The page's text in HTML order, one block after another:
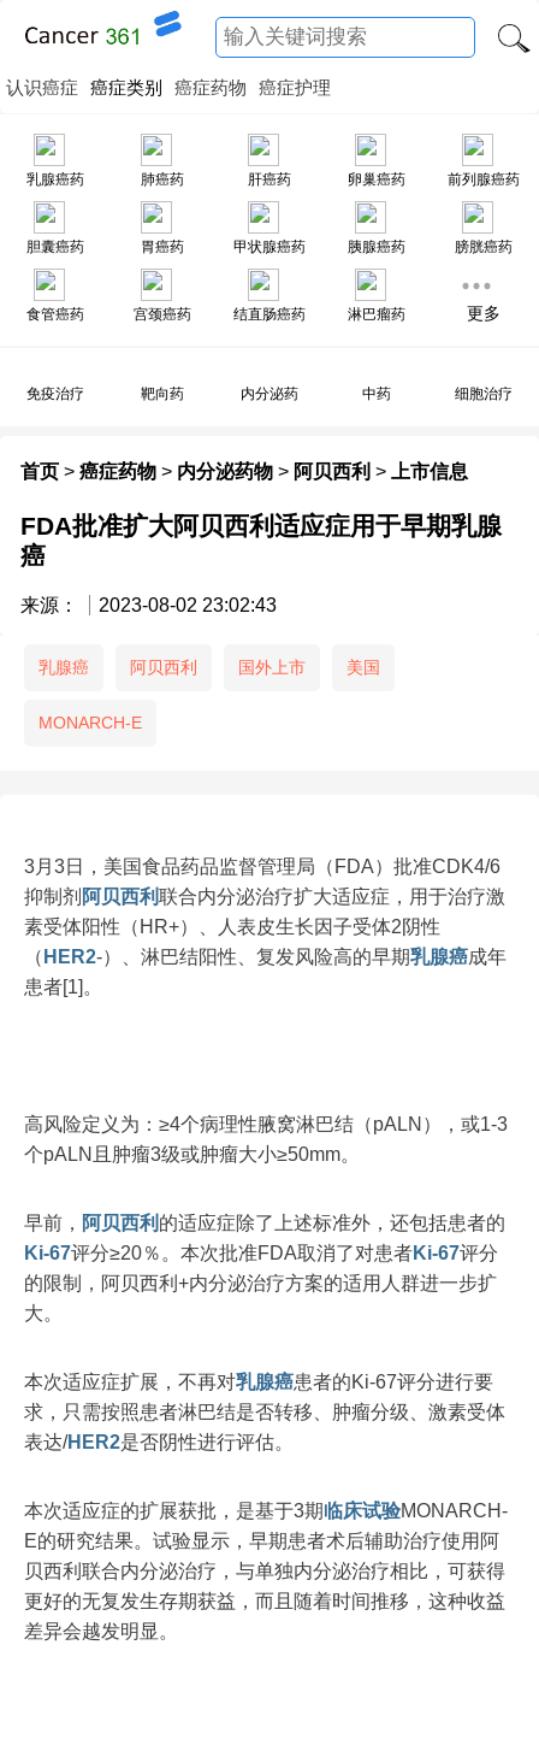
认识癌症 癌症类别 癌症药物 癌症护理
乳腺癌药 肺癌药 肝癌药 卵巢癌药 前列腺癌药
胆囊癌药 胃癌药 甲状腺癌药 胰腺癌药 膀胱癌药
食管癌药 宫颈癌药 结直肠癌药 淋巴瘤药 更多
免疫治疗 靶向药 内分泌药 中药 细胞治疗
首页 > 癌症药物 > 内分泌药物 > 阿贝西利 > 上市信息
FDA批准扩大阿贝西利适应症用于早期乳腺
癌
来源： 2023-08-02 23:02:43
乳腺癌 阿贝西利 国外上市 美国
MONARCH-E
3月3日，美国食品药品监督管理局（FDA）批准CDK4/6
抑制剂 阿贝西利联合内分泌治疗扩大适应症，用于治疗激
素受体阳性（HR+）、人表皮生长因子受体2阴性
（ HER2-）、淋巴结阳性、复发风险高的早期乳腺癌成年
患者[1]。
高风险定义为：≥4个病理性腋窝淋巴结（pALN），或1-3
个pALN且肿瘤3级或肿瘤大小≥50mm。
早前， 阿贝西利 的适应症除了上述标准外，还包括患者的
Ki-67评分≥20％。本次批准FDA取消了对患者Ki-67评分
的限制，阿贝西利+内分泌治疗方案的适用人群进一步扩
大。
本次适应症扩展，不再对乳腺癌患者的Ki-67评分进行要
求，只需按照患者淋巴结是否转移、肿瘤分级、激素受体
表达/HER2是否阴性进行评估。
本次适应症的扩展获批，是基于3期临床试验MONARCH-
E的研究结果。试验显示，早期患者术后辅助治疗使用阿
贝西利联合内分泌治疗，与单独内分泌治疗相比，可获得
更好的无复发生存期获益，而且随着时间推移，这种收益
差异会越发明显。